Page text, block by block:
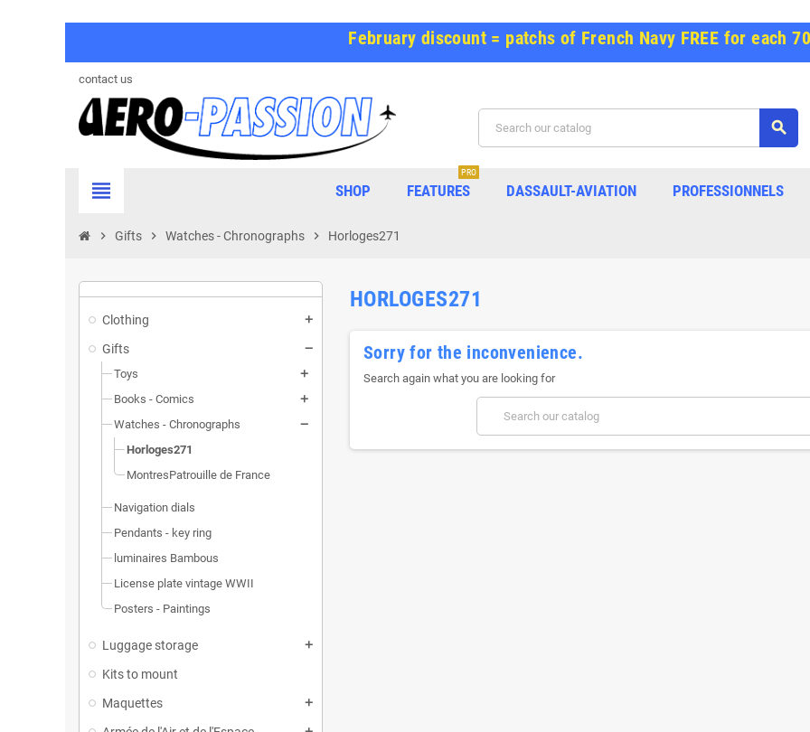
February discount = patchs of French Navy FREE for each
contact us
search
view_headline SHOP FEATURES
PRO
DASSAULT-AVIATION PROFESSIONNELS
chevron_right Gifts chevron_right Watches - Chronographs chevron_right Horloges271
Clothing
Gifts
Toys
Books - Comics
Watches - Chronographs
Horloges271
MontresPatrouille de France
Navigation dials
Pendants - key ring
luminaires Bambous
License plate vintage WWII
Posters - Paintings
Luggage storage
Kits to mount
Maquettes
HORLOGES271
Sorry for the inconvenience.
Search again what you are looking for